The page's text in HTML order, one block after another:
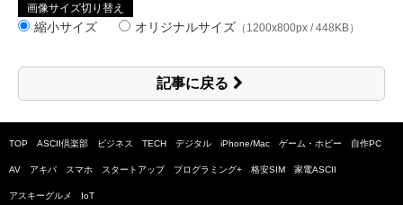
画像サイズ切り替え
縮小サイズ オリジナルサイズ （1200x800px / 448KB）
記事に戻る
TOP ASCII倶楽部 ビジネス TECH デジタル iPhone/Mac ゲーム・ホビー 自作PC
AV アキバ スマホ スタートアップ プログラミング+ 格安SIM 家電ASCII
アスキーグルメ IoT